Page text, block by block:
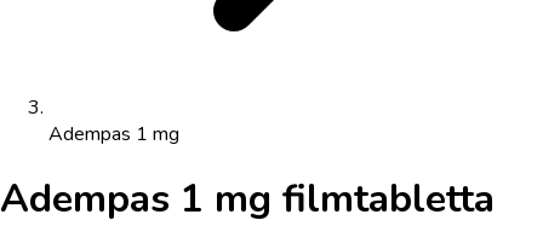
Adempas 1 mg
Adempas 1 mg filmtabletta